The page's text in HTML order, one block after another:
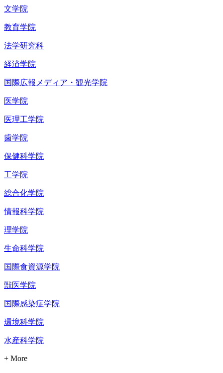
文学院
教育学院
法学研究科
経済学院
国際広報メディア・観光学院
医学院
医理工学院
歯学院
保健科学院
工学院
総合化学院
情報科学院
理学院
生命科学院
国際食資源学院
獣医学院
国際感染症学院
環境科学院
水産科学院
+ More